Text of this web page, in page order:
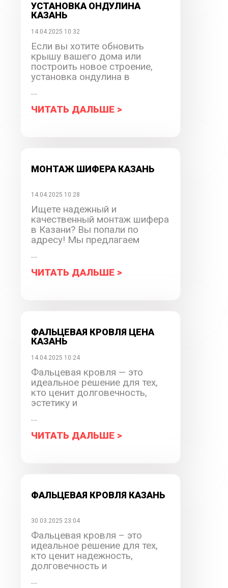
УСТАНОВКА ОНДУЛИНА
КАЗАНЬ
14.04.2025 10:32
Если вы хотите обновить
крышу вашего дома или
построить новое строение,
установка ондулина в
...
ЧИТАТЬ ДАЛЬШЕ >
МОНТАЖ ШИФЕРА КАЗАНЬ
14.04.2025 10:28
Ищете надежный и
качественный монтаж шифера
в Казани? Вы попали по
адресу! Мы предлагаем
...
ЧИТАТЬ ДАЛЬШЕ >
ФАЛЬЦЕВАЯ КРОВЛЯ ЦЕНА
КАЗАНЬ
14.04.2025 10:24
Фальцевая кровля — это
идеальное решение для тех,
кто ценит долговечность,
эстетику и
...
ЧИТАТЬ ДАЛЬШЕ >
ФАЛЬЦЕВАЯ КРОВЛЯ КАЗАНЬ
30.03.2025 23:04
Фальцевая кровля – это
идеальное решение для тех,
кто ценит надежность,
долговечность и
...